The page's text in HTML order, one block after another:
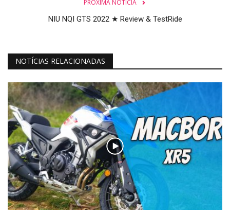
PRÓXIMA NOTÍCIA
NIU NQI GTS 2022 ★ Review & TestRide
NOTÍCIAS RELACIONADAS